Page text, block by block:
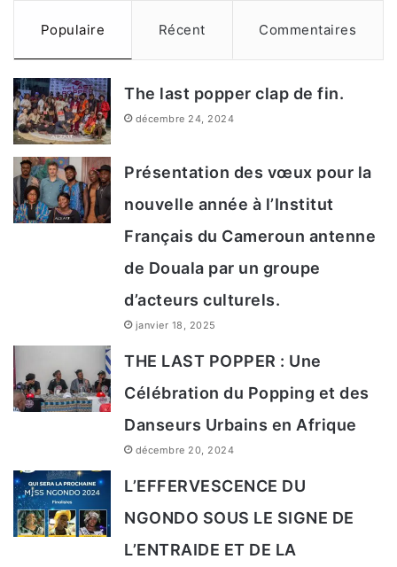
Populaire Récent Commentaires
The last popper clap de fin.
décembre 24, 2024
Présentation des vœux pour la
nouvelle année à l’Institut
Français du Cameroun antenne
de Douala par un groupe
d’acteurs culturels.
janvier 18, 2025
THE LAST POPPER : Une
Célébration du Popping et des
Danseurs Urbains en Afrique
décembre 20, 2024
L’EFFERVESCENCE DU
NGONDO SOUS LE SIGNE DE
L’ENTRAIDE ET DE LA